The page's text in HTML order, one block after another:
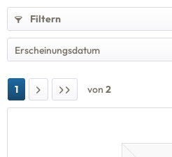
Filtern
1 von 2